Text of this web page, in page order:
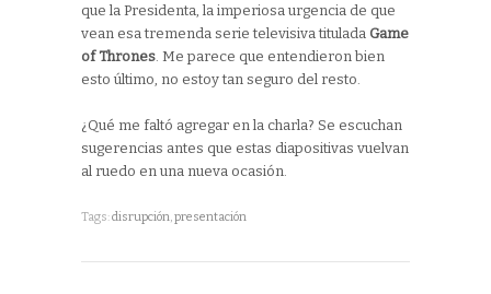
que la Presidenta, la imperiosa urgencia de que
vean esa tremenda serie televisiva titulada Game
of Thrones . Me parece que entendieron bien
esto último, no estoy tan seguro del resto.
¿Qué me faltó agregar en la charla? Se escuchan
sugerencias antes que estas diapositivas vuelvan
al ruedo en una nueva ocasión.
Tags:disrupción,presentación